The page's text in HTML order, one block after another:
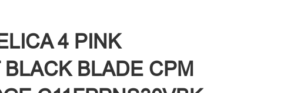
4 PINK
BLADE CPM